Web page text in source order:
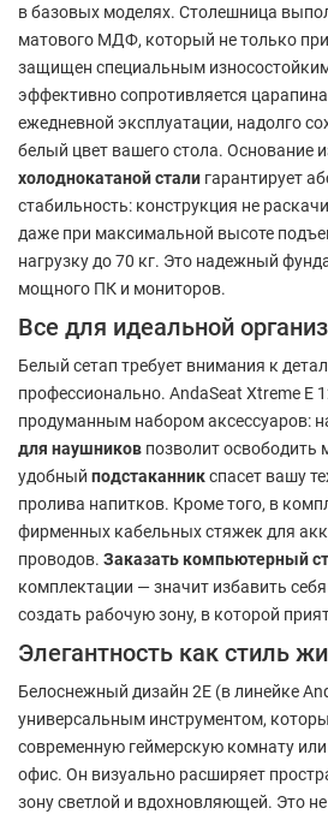
в базовых моделях. Столешница
матового МДФ, который не только
защищен специальным
эффективно сопротивляется
ежедневной эксплуатации, надолго
белый цвет вашего стола. Основание
холоднокатаной стали гарантирует
стабильность: конструкция не
даже при максимальной высоте
нагрузку до 70 кг. Это надежный
мощного ПК и мониторов.
Все для идеальной
Белый сетап требует внимания к
профессионально. AndaSeat Xtreme E
продуманным набором аксессуаров:
для наушников позволит освободить
удобный подстаканникспасет вашу
пролива напитков. Кроме того, в
фирменных кабельных стяжек для
проводов. Заказать компьютерный
комплектации — значит избавить
создать рабочую зону, в которой
Элегантность как стиль
Белоснежный дизайн 2E (в линейке
универсальным инструментом,
современную геймерскую комнату
офис. Он визуально расширяет
зону светлой и вдохновляющей. Это